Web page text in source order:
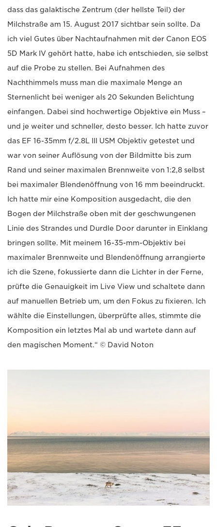
dass das galaktische Zentrum (der hellste Teil) der
Milchstraße am 15. August 2017 sichtbar sein sollte. Da
ich viel Gutes über Nachtaufnahmen mit der Canon EOS
5D Mark IV gehört hatte, habe ich entschieden, sie selbst
auf die Probe zu stellen. Bei Aufnahmen des
Nachthimmels muss man die maximale Menge an
Sternenlicht bei weniger als 20 Sekunden Belichtung
einfangen. Dabei sind hochwertige Objektive ein Muss –
und je weiter und schneller, desto besser. Ich hatte zuvor
das EF 16-35mm f/2.8L III USM Objektiv getestet und
war von seiner Auflösung von der Bildmitte bis zum
Rand und seiner maximalen Brennweite von 1:2,8 selbst
bei maximaler Blendenöffnung von 16 mm beeindruckt.
Ich hatte mir eine Komposition ausgedacht, die den
Bogen der Milchstraße oben mit der geschwungenen
Linie des Strandes und Durdle Door darunter in Einklang
bringen sollte. Mit meinem 16-35-mm-Objektiv bei
maximaler Brennweite und Blendenöffnung arrangierte
ich die Szene, fokussierte dann die Lichter in der Ferne,
prüfte die Genauigkeit im Live View und schaltete dann
auf manuellen Betrieb um, um den Fokus zu fixieren. Ich
wählte die Einstellungen, überprüfte alles, stimmte die
Komposition ein letztes Mal ab und wartete dann auf
den magischen Moment.“ © David Noton